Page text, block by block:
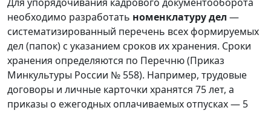
необходимо разработать номенклатуру дел —
систематизированный перечень всех формируемых
дел (папок) с указанием сроков их хранения. Сроки
хранения определяются по Перечню (Приказ
Минкультуры России № 558). Например, трудовые
договоры и личные карточки хранятся 75 лет, а
приказы о ежегодных оплачиваемых отпусках — 5